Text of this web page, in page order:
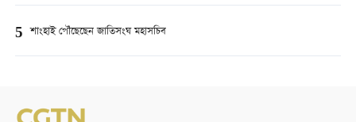
5 শাংহাই পৌঁছেছেন জাতিসংঘ মহাসচিব